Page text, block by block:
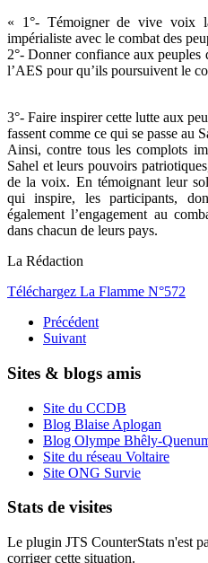
« 1°- Témoigner de vive voix
impérialiste avec le combat des
2°- Donner confiance aux peuples
l’AES pour qu’ils poursuivent le
3°- Faire inspirer cette lutte aux
fassent comme ce qui se passe au
Ainsi, contre tous les complots
Sahel et leurs pouvoirs
de la voix. En témoignant leur
qui inspire, les participants,
également l’engagement au
dans chacun de leurs pays.
La Rédaction
Téléchargez La Flamme N°572
Précédent
Suivant
Sites & blogs amis
Site du CCDB
Blog Blaise Aplogan
Blog Olympe Bhêly-
Site du réseau Voltaire
Site ONG Survie
Stats de visites
Le plugin JTS CounterStats n'est
corriger cette situation.